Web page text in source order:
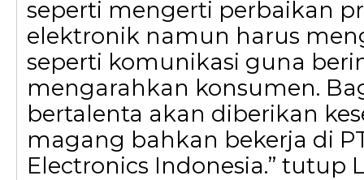
seperti mengerti perbaikan
elektronik namun harus
seperti komunikasi guna
mengarahkan konsumen.
bertalenta akan diberikan
magang bahkan bekerja di
Electronics Indonesia.” tutup